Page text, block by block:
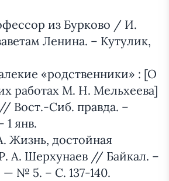
из Бурково / И.
Ленина. – Кутулик,
«родственники» : [О
работах М. Н. Мельхеева]
Вост.-Сиб. правда. –
1 янв.
Жизнь, достойная
А. Шерхунаев // Байкал. –
— № 5. – С. 137-140.